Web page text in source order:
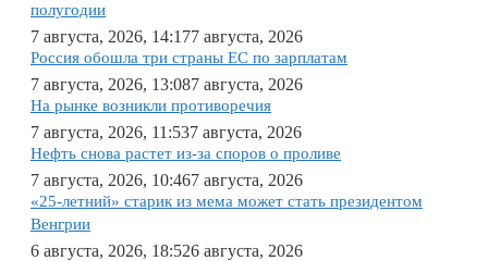
полугодии
7 августа, 2026, 14:177 августа, 2026
Россия обошла три страны ЕС по зарплатам
7 августа, 2026, 13:087 августа, 2026
На рынке возникли противоречия
7 августа, 2026, 11:537 августа, 2026
Нефть снова растет из-за споров о проливе
7 августа, 2026, 10:467 августа, 2026
«25-летний» старик из мема может стать президентом
Венгрии
6 августа, 2026, 18:526 августа, 2026